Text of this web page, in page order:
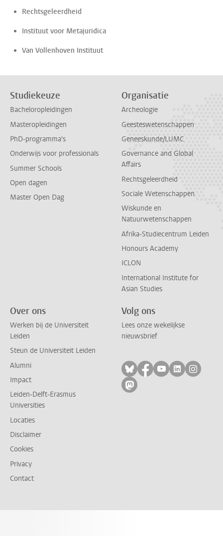
Rechtsgeleerdheid
Instituut voor Metajuridica
Van Vollenhoven Instituut
Studiekeuze
Bacheloropleidingen
Masteropleidingen
PhD-programma's
Onderwijs voor professionals
Summer Schools
Open dagen
Master Open Dag
Organisatie
Archeologie
Geesteswetenschappen
Geneeskunde/LUMC
Governance and Global
Affairs
Rechtsgeleerdheid
Sociale Wetenschappen
Wiskunde en
Natuurwetenschappen
Afrika-Studiecentrum Leiden
Honours Academy
ICLON
International Institute for
Asian Studies
Over ons
Werken bij de Universiteit
Leiden
Steun de Universiteit Leiden
Alumni
Impact
Leiden-Delft-Erasmus
Universities
Locaties
Disclaimer
Cookies
Privacy
Contact
Volg ons
Lees onze wekelijkse
nieuwsbrief
Volg ons op bluesky
Volg ons op
Volg ons op
Volg ons
Volg
Volg ons op mastodon